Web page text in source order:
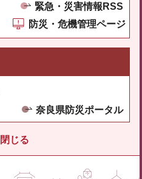
緊急・災害情報RSS
防災・危機管理ページ
奈良県防災ポータル
閉じる